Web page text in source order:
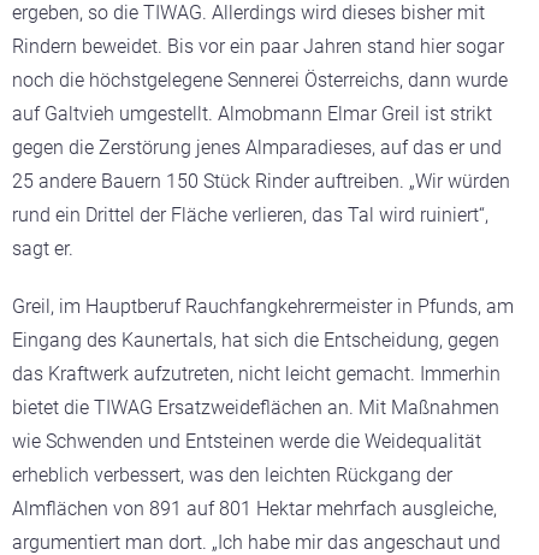
ergeben, so die TIWAG. Allerdings wird dieses bisher mit
Rindern beweidet. Bis vor ein paar Jahren stand hier sogar
noch die höchstgelegene Sennerei Österreichs, dann wurde
auf Galtvieh umgestellt. Almobmann Elmar Greil ist strikt
gegen die Zerstörung jenes Almparadieses, auf das er und
25 andere Bauern 150 Stück Rinder auftreiben. „Wir würden
rund ein Drittel der Fläche verlieren, das Tal wird ruiniert“,
sagt er.
Greil, im Hauptberuf Rauchfangkehrermeister in Pfunds, am
Eingang des Kaunertals, hat sich die Entscheidung, gegen
das Kraftwerk aufzutreten, nicht leicht gemacht. Immerhin
bietet die TIWAG Ersatzweideflächen an. Mit Maßnahmen
wie Schwenden und Entsteinen werde die Weidequalität
erheblich verbessert, was den leichten Rückgang der
Almflächen von 891 auf 801 Hektar mehrfach ausgleiche,
argumentiert man dort. „Ich habe mir das angeschaut und